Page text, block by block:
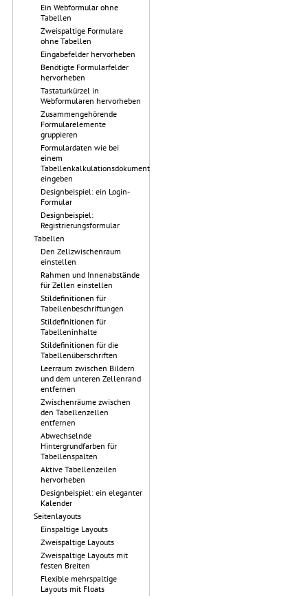
Ein Webformular ohne
Tabellen
Zweispaltige Formulare
ohne Tabellen
Eingabefelder hervorheben
Benötigte Formularfelder
hervorheben
Tastaturkürzel in
Webformularen hervorheben
Zusammengehörende
Formularelemente
gruppieren
Formulardaten wie bei
einem
Tabellenkalkulationsdokument
eingeben
Designbeispiel: ein Login-
Formular
Designbeispiel:
Registrierungsformular
Tabellen
Den Zellzwischenraum
einstellen
Rahmen und Innenabstände
für Zellen einstellen
Stildefinitionen für
Tabellenbeschriftungen
Stildefinitionen für
Tabelleninhalte
Stildefinitionen für die
Tabellenüberschriften
Leerraum zwischen Bildern
und dem unteren Zellenrand
entfernen
Zwischenräume zwischen
den Tabellenzellen
entfernen
Abwechselnde
Hintergrundfarben für
Tabellenspalten
Aktive Tabellenzeilen
hervorheben
Designbeispiel: ein eleganter
Kalender
Seitenlayouts
Einspaltige Layouts
Zweispaltige Layouts
Zweispaltige Layouts mit
festen Breiten
Flexible mehrspaltige
Layouts mit Floats